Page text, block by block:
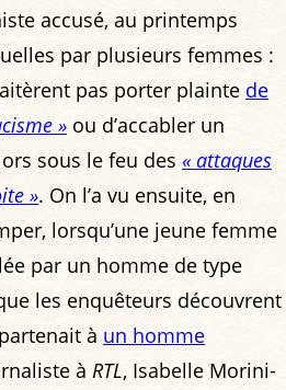
accusé, au printemps
par plusieurs femmes :
pas porter plainte de
» ou d’accabler un
sous le feu des « attaques
». On l’a vu ensuite, en
lorsqu’une jeune femme
par un homme de type
les enquêteurs découvrent
à un homme
à RTL, Isabelle Morini-